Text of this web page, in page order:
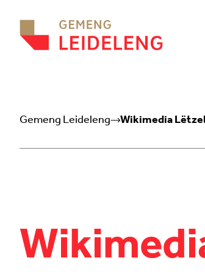
Gemeng Leideleng Wikimedia